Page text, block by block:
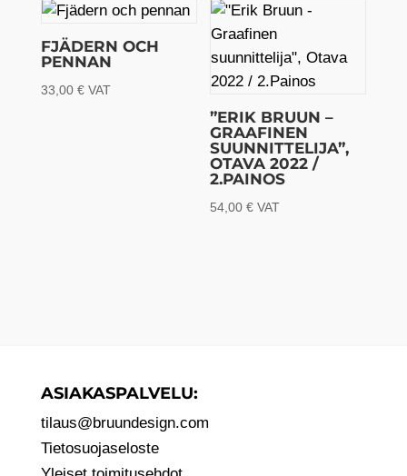
FJÄDERN OCH
PENNAN
33,00 € VAT
”ERIK BRUUN –
GRAAFINEN
SUUNNITTELIJA”,
OTAVA 2022 /
2.PAINOS
54,00€ VAT
ASIAKASPALVELU:
tilaus@bruundesign.com
Tietosuojaseloste